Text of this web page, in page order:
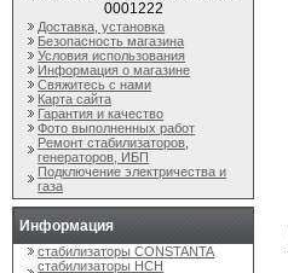
0001222
Доставка, установка
Безопасность магазина
Условия использования
Информация о магазине
Свяжитесь с нами
Карта сайта
Гарантия и качество
Фото выполненных работ
Ремонт стабилизаторов,
генераторов, ИБП
Подключение электричества и
газа
Информация
стабилизаторы CONSTANTA
стабилизаторы НСН